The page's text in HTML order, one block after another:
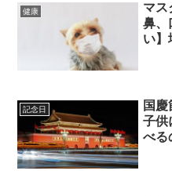
健康
マス
鼻、
い】
記念日
国
子供
べる